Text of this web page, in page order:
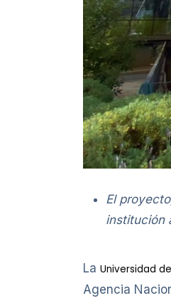
El
institución
La Universidad de
Agencia